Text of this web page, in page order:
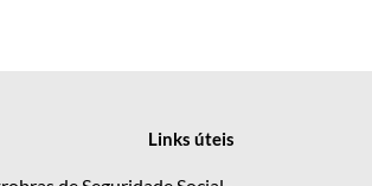
Links úteis